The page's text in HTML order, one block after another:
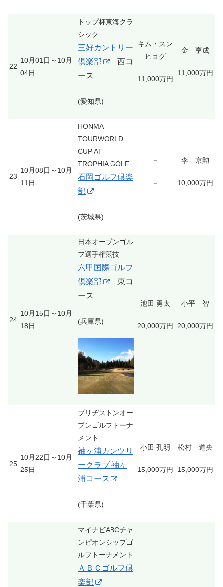
22
10月01日～10月
04日
トップ杯東海クラ
シック
三好カントリー
倶楽部
西コ
ース
(愛知県)
キム・スン
ヒョグ
11,000万円
金 亨成
11,000万円
23
10月08日～10月
11日
HONMA
TOURWORLD
CUP AT
TROPHIA GOLF
石岡ゴルフ倶楽
部
(茨城県)
－
－
李 京勲
10,000万円
24
10月15日～10月
18日
日本オープンゴル
フ選手権競技
六甲国際ゴルフ
倶楽部
東コ
ース
(兵庫県)
池田 勇太
20,000万円
小平 智
20,000万円
25
10月22日～10月
25日
ブリヂストンオー
プンゴルフトーナ
メント
袖ヶ浦カンツリ
ークラブ 袖ヶ
浦コース
(千葉県)
小田 孔明
15,000万円
松村 道央
15,000万円
マイナビABCチャ
ンピオンシップゴ
ルフトーナメント
ＡＢＣゴルフ倶
楽部